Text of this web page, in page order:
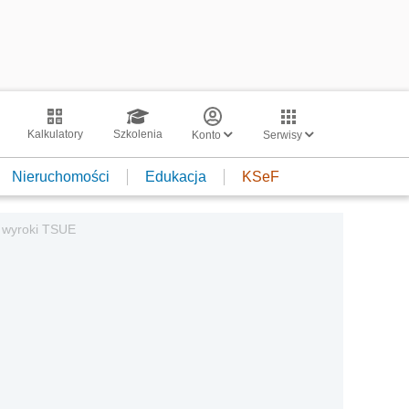
Kalkulatory Szkolenia Konto Serwisy
Nieruchomości Edukacja KSeF
TSUE